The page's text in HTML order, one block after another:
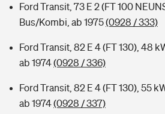
Ford Transit, 73 E 2 (FT 100
Bus/Kombi, ab 1975(0928 / 333)
Ford Transit, 82 E 4 (FT 130), 48
ab 1974(0928 / 336)
Ford Transit, 82 E 4 (FT 130), 55
ab 1974(0928 / 337)